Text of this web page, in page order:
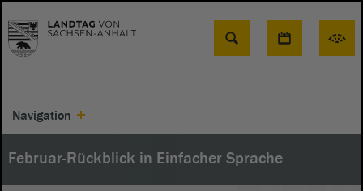
Suche
Navigation
Februar-Rückblick in Einfacher Sprache